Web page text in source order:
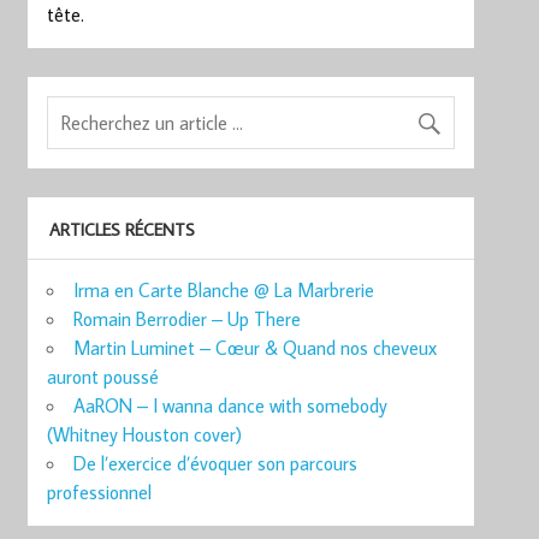
tête.
ARTICLES RÉCENTS
Irma en Carte Blanche @ La Marbrerie
Romain Berrodier – Up There
Martin Luminet – Cœur & Quand nos cheveux
auront poussé
AaRON – I wanna dance with somebody
(Whitney Houston cover)
De l’exercice d’évoquer son parcours
professionnel